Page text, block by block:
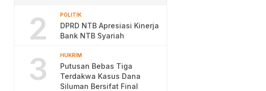
2 POLITIK
DPRD NTB Apresiasi Kinerja
Bank NTB Syariah
3 HUKRIM
Putusan Bebas Tiga
Terdakwa Kasus Dana
Siluman Bersifat Final